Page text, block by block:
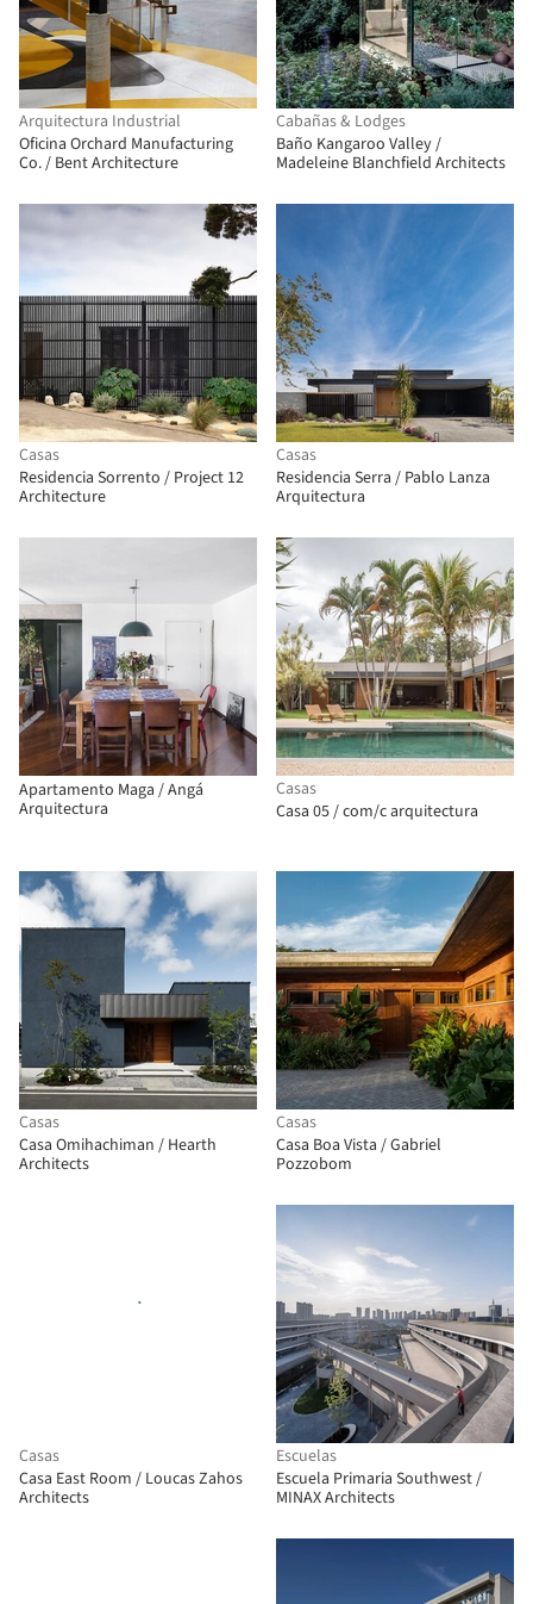
Arquitectura Industrial
Oficina Orchard Manufacturing
Co. / Bent Architecture
Cabañas & Lodges
Baño Kangaroo Valley /
Madeleine Blanchfield Architects
Casas
Residencia Sorrento / Project 12
Architecture
Casas
Residencia Serra / Pablo Lanza
Arquitectura
Apartamento Maga / Angá
Arquitectura
Casas
Casa 05 / com/c arquitectura
Casas
Casa Omihachiman / Hearth
Architects
Casas
Casa Boa Vista / Gabriel
Pozzobom
Casas
Casa East Room / Loucas Zahos
Architects
Escuelas
Escuela Primaria Southwest /
MINAX Architects